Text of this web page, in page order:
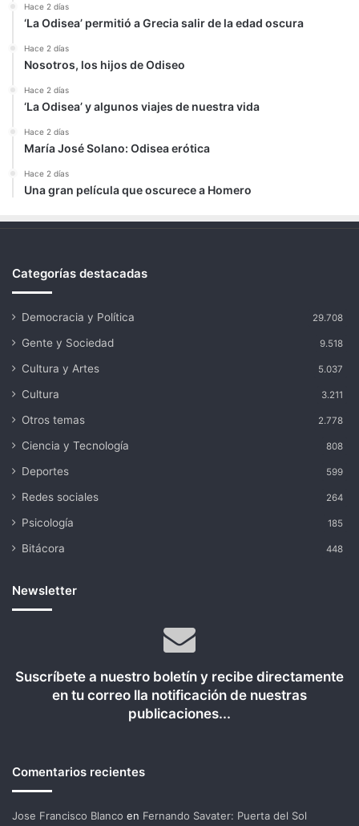
Hace 2 días
‘La Odisea’ permitió a Grecia salir de la edad oscura
Hace 2 días
Nosotros, los hijos de Odiseo
Hace 2 días
‘La Odisea’ y algunos viajes de nuestra vida
Hace 2 días
María José Solano: Odisea erótica
Hace 2 días
Una gran película que oscurece a Homero
Categorías destacadas
Democracia y Política 29.708
Gente y Sociedad 9.518
Cultura y Artes 5.037
Cultura 3.211
Otros temas 2.778
Ciencia y Tecnología 808
Deportes 599
Redes sociales 264
Psicología 185
Bitácora 448
Newsletter
Suscríbete a nuestro boletín y recibe directamente
en tu correo lla notificación de nuestras
publicaciones...
Comentarios recientes
Jose Francisco Blanco en Fernando Savater: Puerta del Sol